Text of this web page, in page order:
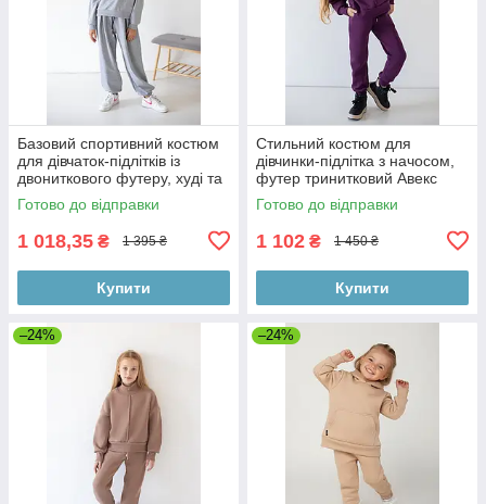
Базовий спортивний костюм
для дівчаток-підлітків із
двониткового футеру, худі та
штани на гумці
Готово до відправки
1 018,35 ₴ 1 395 ₴
Купити
Стильний костюм для
дівчинки-підлітка з начосом,
футер тринитковий Авекс
розмір 158
Готово до відправки
1 102 ₴ 1 450 ₴
Купити
–24% –24%